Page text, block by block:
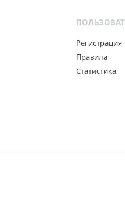
Регистрация
Правила
Статистика